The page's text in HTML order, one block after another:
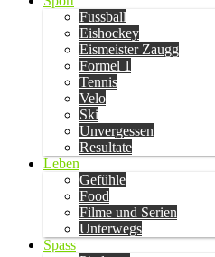
Fussball
Eishockey
Eismeister Zaugg
Formel 1
Tennis
Velo
Ski
Unvergessen
Resultate
Leben
Gefühle
Food
Filme und Serien
Unterwegs
Spass